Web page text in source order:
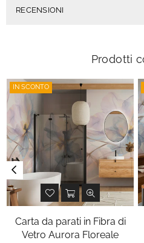
RECENSIONI
Prodotti
IN SCONTO
Carta da parati in Fibra di
Vetro Aurora Floreale